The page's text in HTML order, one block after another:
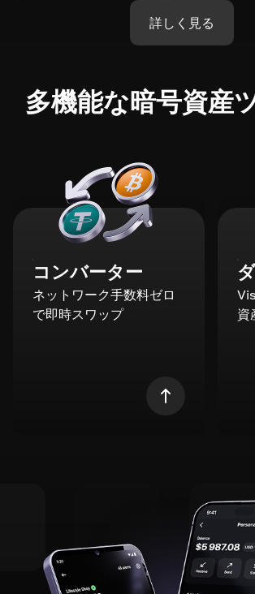
詳しく見る
多機能な暗号資産
コンバーター
ネットワーク手数料ゼロ
で即時スワップ
資